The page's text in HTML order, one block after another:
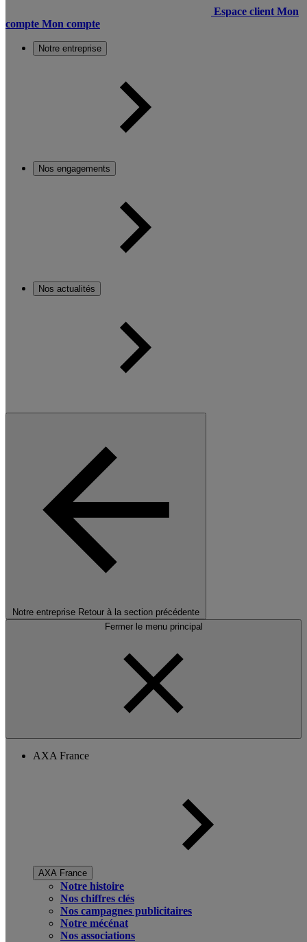
Espace client Mon
compte Mon compte
Notre entreprise
Nos engagements
Nos actualités
Notre entreprise Retour à la section précédente
Fermer le menu principal
AXA France
AXA France
Notre histoire
Nos chiffres clés
Nos campagnes publicitaires
Notre mécénat
Nos associations